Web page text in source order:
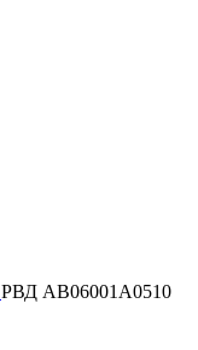
РВД AB06001A0510